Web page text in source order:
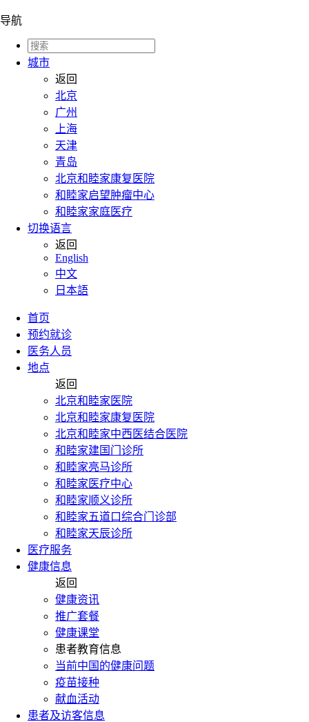
导航
城市
返回
北京
广州
上海
天津
青岛
北京和睦家康复医院
和睦家启望肿瘤中心
和睦家家庭医疗
切换语言
返回
English
中文
日本語
首页
预约就诊
医务人员
地点
返回
北京和睦家医院
北京和睦家康复医院
北京和睦家中西医结合医院
和睦家建国门诊所
和睦家亮马诊所
和睦家医疗中心
和睦家顺义诊所
和睦家五道口综合门诊部
和睦家天辰诊所
医疗服务
健康信息
返回
健康资讯
推广套餐
健康课堂
患者教育信息
当前中国的健康问题
疫苗接种
献血活动
患者及访客信息